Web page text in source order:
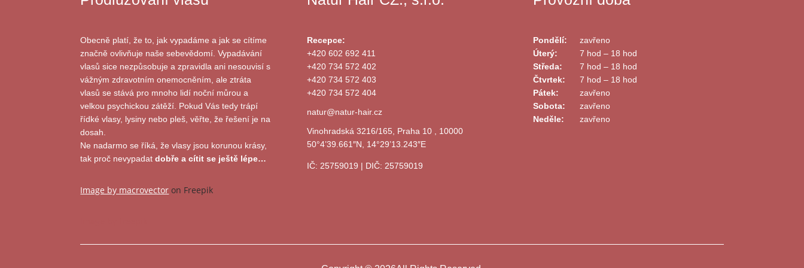
Obecně platí, že to, jak vypadáme a jak se cítíme
značně ovlivňuje naše sebevědomí. Vypadávání
vlasů sice nezpůsobuje a zpravidla ani nesouvisí s
vážným zdravotním onemocněním, ale ztráta
vlasů se stává pro mnoho lidí noční můrou a
velkou psychickou zátěží. Pokud Vás tedy trápí
řídké vlasy, lysiny nebo pleš, věřte, že řešení je na
dosah.
Ne nadarmo se říká, že vlasy jsou korunou krásy,
tak proč nevypadatdobře a cítit se ještě lépe…
Image by macrovector on Freepik
Recepce:
+420 602 692 411
+420 734 572 402
+420 734 572 403
+420 734 572 404
natur@natur-hair.cz
Vinohradská 3216/165, Praha 10 , 10000
50°4’39.661″N, 14°29’13.243″E
IČ: 25759019 | DIČ: 25759019
Pondělí:
zavřeno
Úterý:
7 hod – 18 hod
Středa:
7 hod – 18 hod
Čtvrtek:
7 hod – 18 hod
Pátek:
zavřeno
Sobota:
zavřeno
Neděle:
zavřeno